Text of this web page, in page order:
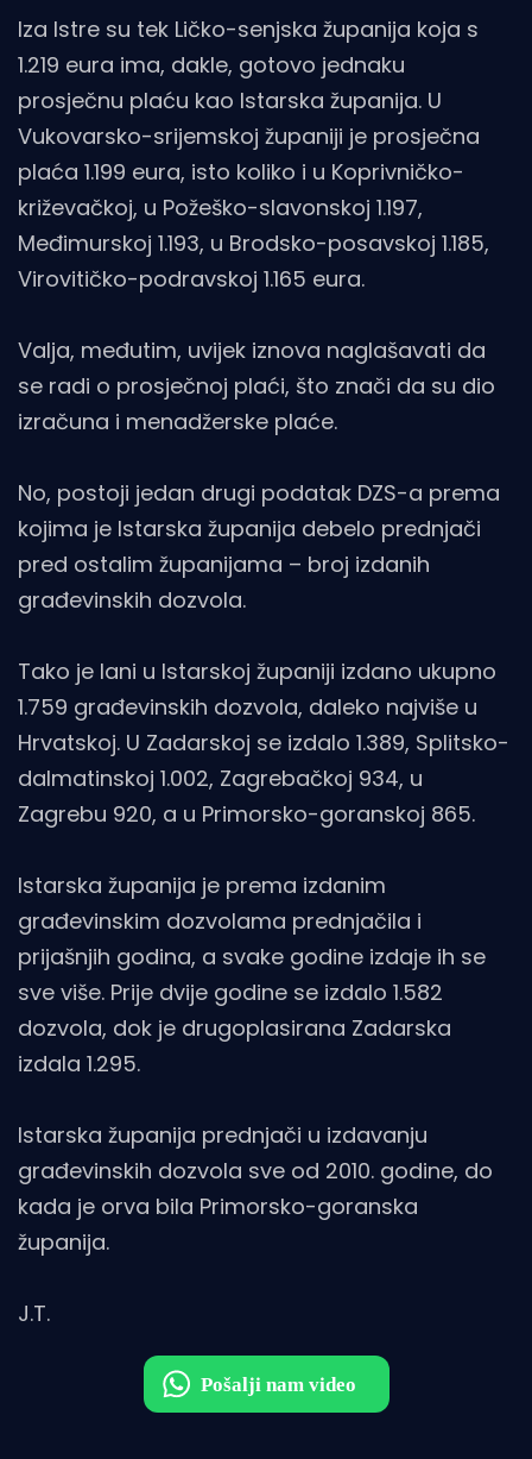
Iza Istre su tek Ličko-senjska županija koja s
1.219 eura ima, dakle, gotovo jednaku
prosječnu plaću kao Istarska županija. U
Vukovarsko-srijemskoj županiji je prosječna
plaća 1.199 eura, isto koliko i u Koprivničko-
križevačkoj, u Požeško-slavonskoj 1.197,
Međimurskoj 1.193, u Brodsko-posavskoj 1.185,
Virovitičko-podravskoj 1.165 eura.
Valja, međutim, uvijek iznova naglašavati da
se radi o prosječnoj plaći, što znači da su dio
izračuna i menadžerske plaće.
No, postoji jedan drugi podatak DZS-a prema
kojima je Istarska županija debelo prednjači
pred ostalim županijama – broj izdanih
građevinskih dozvola.
Tako je lani u Istarskoj županiji izdano ukupno
1.759 građevinskih dozvola, daleko najviše u
Hrvatskoj. U Zadarskoj se izdalo 1.389, Splitsko-
dalmatinskoj 1.002, Zagrebačkoj 934, u
Zagrebu 920, a u Primorsko-goranskoj 865.
Istarska županija je prema izdanim
građevinskim dozvolama prednjačila i
prijašnjih godina, a svake godine izdaje ih se
sve više. Prije dvije godine se izdalo 1.582
dozvola, dok je drugoplasirana Zadarska
izdala 1.295.
Istarska županija prednjači u izdavanju
građevinskih dozvola sve od 2010. godine, do
kada je orva bila Primorsko-goranska
županija.
J.T.